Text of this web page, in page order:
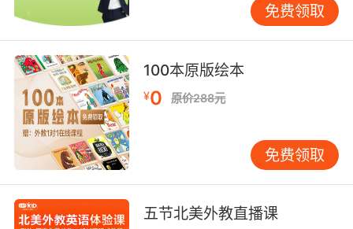
兄弟 我们得进去 我可不进去
10. Circles insides of squares inside of s.
三角形里面的正方形里面的圆形
免费领取
100本原版绘本
¥0 原价288元
免费领取
五节北美外教直播课